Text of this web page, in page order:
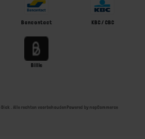
Bancontact
KBC / CBC
Billie
. Alle rechten voorbehoudenPowered by nopCommerce